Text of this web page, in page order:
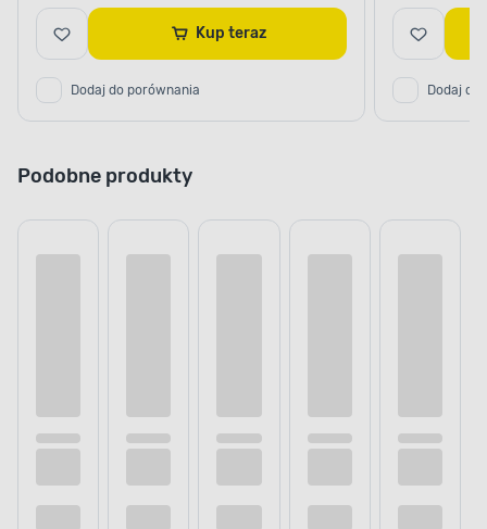
Kup teraz
Dodaj do porównania Dodaj do
Podobne produkty